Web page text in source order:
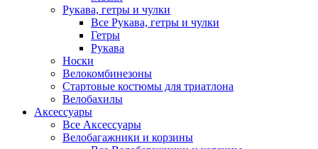
Рукава, гетры и чулки
Все Рукава, гетры и чулки
Гетры
Рукава
Носки
Велокомбинезоны
Стартовые костюмы для триатлона
Велобахилы
Аксессуары
Все Аксессуары
Велобагажники и корзины